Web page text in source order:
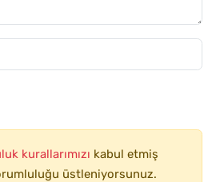
kurallarımızı kabul etmiş
üstleniyorsunuz.